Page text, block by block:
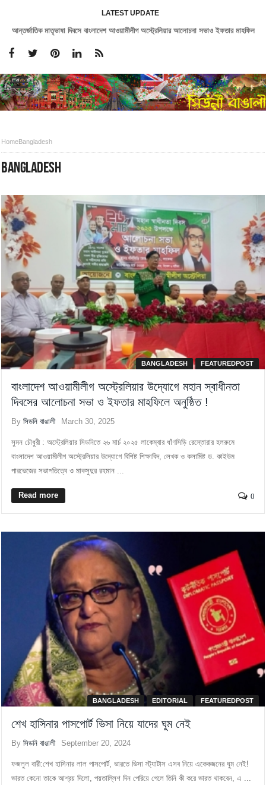
LATEST UPDATE
সিডনিতে একুশে একাডেমীর আয়োজনে ২৭তম বইমেলা অনুষ্ঠিত
HomeBangladesh
BANGLADESH
BANGLADESH FEATUREDPOST
বাংলাদেশ আওয়ামীলীগ অস্ট্রেলিয়ার উদ্যোগে মহান স্বাধীনতা
দিবসের আলোচনা সভা ও ইফতার মাহফিলে অনুষ্ঠিত !
Byসিডনি বাঙালী March 30, 2025
সুমন চৌধুরী : অস্ট্রেলিয়ার সিডনিতে ২৬ মার্চ ২০২৫ লাকেম্বার ধাঁণসিড়ি রেস্তোরার হলরুমে
বাংলাদেশ আওয়ামীলীগ অস্ট্রেলিয়ার উদ্যোগে বিশিষ্ট শিক্ষাবিদ, লেখক ও কলামিষ্ট ড. কাইউম
পারভেজের সভাপতিত্বে ও মাকসুদুর রহমান ...
Read more 0
BANGLADESH EDITORIAL FEATUREDPOST
শেখ হাসিনার পাসপোর্ট ভিসা নিয়ে যাদের ঘুম নেই
Byসিডনি বাঙালী September 20, 2024
ফজলুল বারী:শেখ হাসিনার লাল পাসপোর্ট, ভারতে ভিসা স্ট্যাটাস এসব নিয়ে একেকজনের ঘুম নেই!
ভারত কেনো তাকে আশ্রয় দিলো, পয়তাল্লিশ দিন পেরিয়ে গেলে তিনি কী করে ভারত থাকবেন, এ ...